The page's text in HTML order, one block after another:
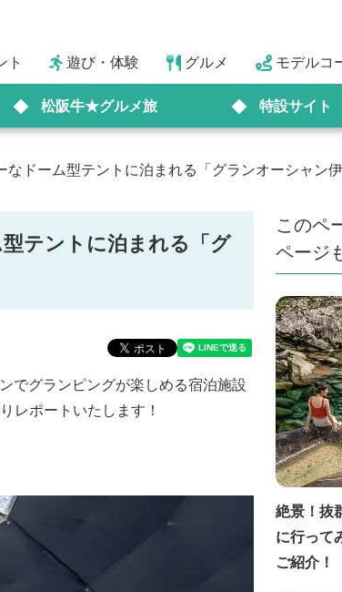
ト 遊び・体験 グルメ モデルコ
松阪牛★グルメ旅 特設サイト
ドーム型テントに泊まれる「グランオーシャン伊
テントに泊まれる「グ
でグランピングが楽しめる宿泊施設
レポートいたします！
このペ
ページ
絶景！抜
に行って
ご紹介！